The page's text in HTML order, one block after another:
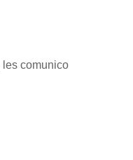
comunico